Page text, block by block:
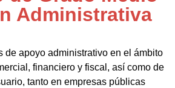
Administrativa
de apoyo administrativo en el ámbito
financiero y fiscal, así como de
tanto en empresas públicas